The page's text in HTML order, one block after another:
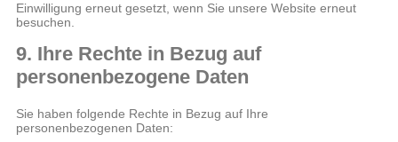
Einwilligung erneut gesetzt, wenn Sie unsere Website erneut
besuchen.
9. Ihre Rechte in Bezug auf
personenbezogene Daten
Sie haben folgende Rechte in Bezug auf Ihre
personenbezogenen Daten: